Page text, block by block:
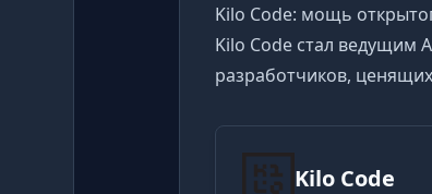
Kilo Code: мощь
Kilo Code стал ведущим
разработчиков,
Kilo Code